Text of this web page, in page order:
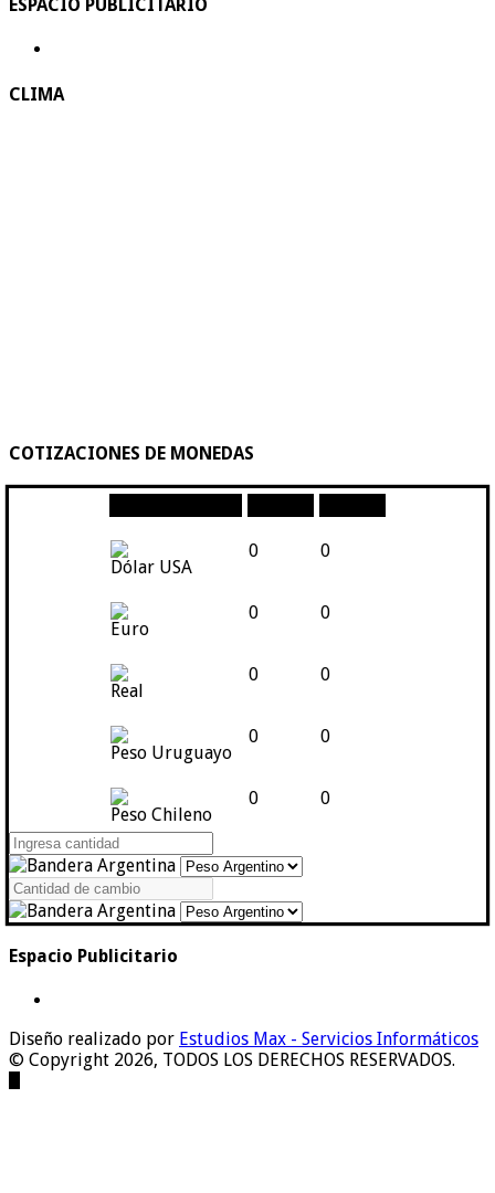
ESPACIO PUBLICITARIO
CLIMA
COTIZACIONES DE MONEDAS
Dólar USA
0 0
Euro
0 0
Real
0 0
Peso Uruguayo
0 0
Peso Chileno
0 0
Espacio Publicitario
Diseño realizado por Estudios Max - Servicios Informáticos
© Copyright 2026, TODOS LOS DERECHOS RESERVADOS.